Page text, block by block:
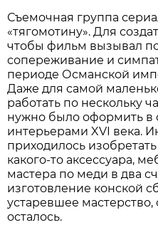
Съемочная группа
«тягомотину». Для
чтобы фильм вызывал
сопереживание и
периоде Османской
Даже для самой
работать по нескольку
нужно было оформить в
интерьерами XVI века.
приходилось
какого-то аксессуара,
мастера по меди в два
изготовление конской
устаревшее мастерство,
осталось.